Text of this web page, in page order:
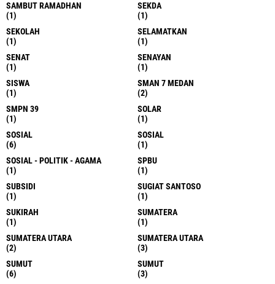
SAMBUT RAMADHAN
(1)
SEKDA
(1)
SEKOLAH
(1)
SELAMATKAN
(1)
SENAT
(1)
SENAYAN
(1)
SISWA
(1)
SMAN 7 MEDAN
(2)
SMPN 39
(1)
SOLAR
(1)
SOSIAL
(6)
SOSIAL
(1)
SOSIAL - POLITIK - AGAMA
(1)
SPBU
(1)
SUBSIDI
(1)
SUGIAT SANTOSO
(1)
SUKIRAH
(1)
SUMATERA
(1)
SUMATERA UTARA
(2)
SUMATERA UTARA
(3)
SUMUT
(6)
SUMUT
(3)